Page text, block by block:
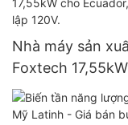
Nhà máy sản
Foxtech
Colombia, hệ